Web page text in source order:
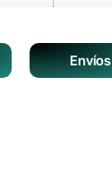
Envíos